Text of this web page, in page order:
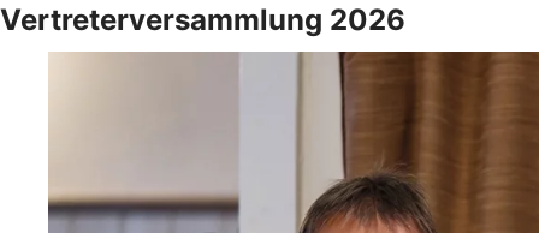
Vertreterversammlung 2026